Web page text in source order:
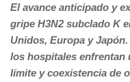
El avance anticipado y
gripe H3N2 subclado K
Unidos, Europa y
los hospitales enfrentan
límite y coexistencia de